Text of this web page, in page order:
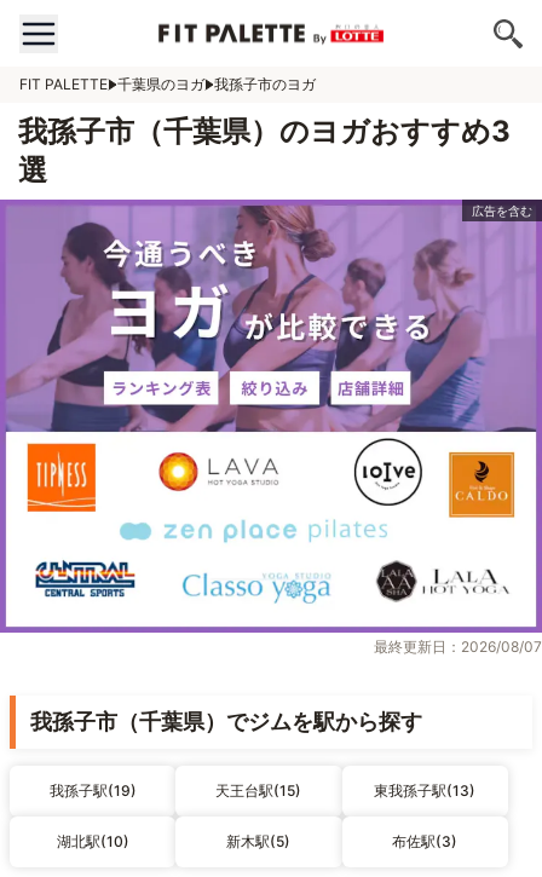
FIT PALETTE 千葉県のヨガ 我孫子市のヨガ
我孫子市（千葉県）のヨガおすすめ3
選
最終更新日：2026/08/07
我孫子市（千葉県）でジムを駅から探す
我孫子駅(19) 天王台駅(15) 東我孫子駅(13)
湖北駅(10) 新木駅(5) 布佐駅(3)